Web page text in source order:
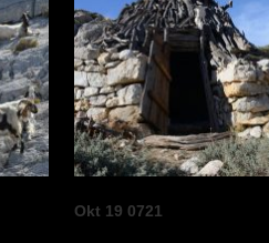
Okt 19 0721